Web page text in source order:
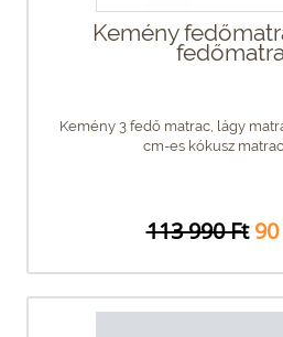
Kemény
Kemény 3 fedő matrac, lágy
cm-es kókusz matrac
113 990 Ft